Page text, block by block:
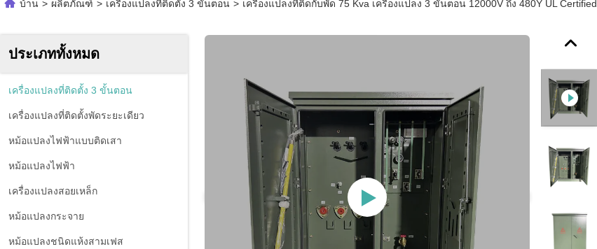
บ้าน > ผลิตภัณฑ์ > เครื่องแปลงที่ติดตั้ง 3 ขั้นตอน > เครื่องแปลงที่ติดกับพัด 75 Kva เครื่องแปลง 3 ขั้นตอน 12000V ถึง 480Y UL Certified
ประเภททั้งหมด
เครื่องแปลงที่ติดตั้ง 3 ขั้นตอน
เครื่องแปลงที่ติดตั้งพัดระยะเดียว
หม้อแปลงไฟฟ้าแบบติดเสา
หม้อแปลงไฟฟ้า
เครื่องแปลงสอยเหล็ก
หม้อแปลงกระจาย
หม้อแปลงชนิดแห้งสามเฟส